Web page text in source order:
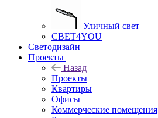
Уличный свет
СВЕТ4YOU
Светодизайн
Проекты
Назад
Проекты
Квартиры
Офисы
Коммерческие помещения